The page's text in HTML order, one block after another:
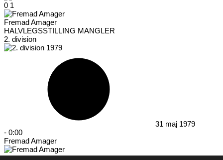
0 1
Fremad Amager
HALVLEGSSTILLING MANGLER
2. division
31 maj 1979
- 0:00
Fremad Amager
42